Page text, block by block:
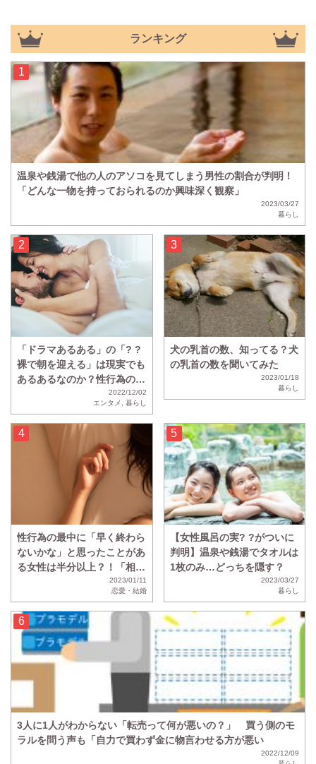
ランキング
温泉や銭湯で他の人のアソコを見てしまう男性の割合が判明！
「どんな一物を持っておられるのか興味深く観察」
2023/03/27
暮らし
「ドラマあるある」の「? ?
裸で朝を迎える」は現実でも
あるあるなのか？性行為のあ
と「? ?裸で寝る」と回答し
た人の割合は・・・？
2022/12/02
エンタメ
暮らし
犬の乳首の数、知ってる？犬
の乳首の数を聞いてみた
2023/01/18
暮らし
性行為の最中に「早く終わら
ないかな」と思ったことがあ
る女性は半分以上？！「相性
が悪すぎてひたすら虚無の時
2023/01/11
恋愛・結婚
【女性風呂の実? ?がついに
判明】温泉や銭湯でタオルは
1枚のみ…どっちを隠す？
2023/03/27
暮らし
3人に1人がわからない「転売って何が悪いの？」 買う側のモ
ラルを問う声も「自力で買わず金に物言わせる方が悪い
2022/12/09